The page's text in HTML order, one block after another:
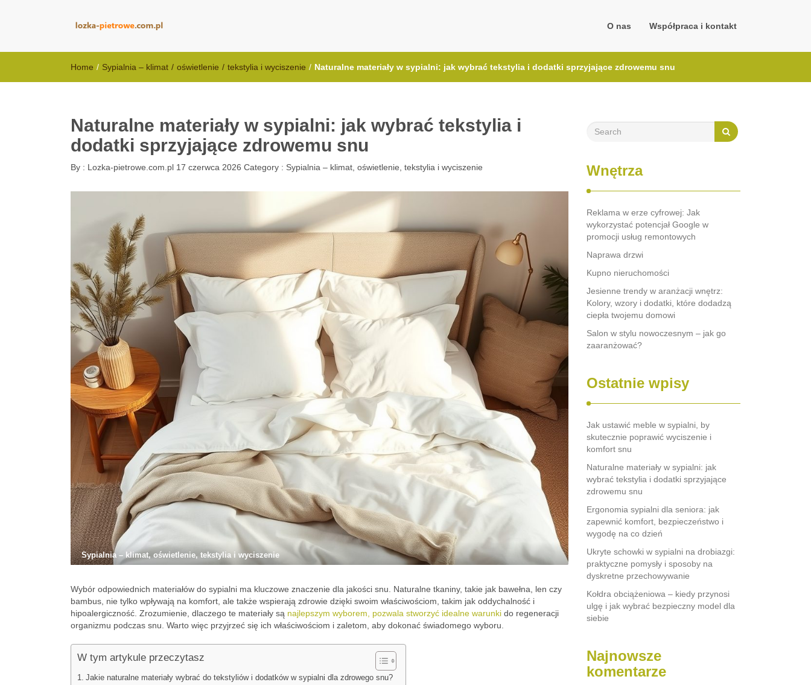
O nas Współpraca i kontakt
Home / Sypialnia – klimat / oświetlenie / tekstylia i wyciszenie / Naturalne materiały w sypialni: jak wybrać tekstylia i dodatki sprzyjające zdrowemu snu
Naturalne materiały w sypialni: jak wybrać tekstylia i
dodatki sprzyjające zdrowemu snu
By : Lozka-pietrowe.com.pl 17 czerwca 2026 Category : Sypialnia – klimat, oświetlenie, tekstylia i wyciszenie
Sypialnia – klimat, oświetlenie, tekstylia i wyciszenie
Wybór odpowiednich materiałów do sypialni ma kluczowe znaczenie dla jakości snu. Naturalne tkaniny, takie jak bawełna, len czy
bambus, nie tylko wpływają na komfort, ale także wspierają zdrowie dzięki swoim właściwościom, takim jak oddychalność i
hipoalergiczność. Zrozumienie, dlaczego te materiały są najlepszym wyborem, pozwala stworzyć idealne warunki do regeneracji
organizmu podczas snu. Warto więc przyjrzeć się ich właściwościom i zaletom, aby dokonać świadomego wyboru.
W tym artykule przeczytasz
Jakie naturalne materiały wybrać do tekstyliów i dodatków w sypialni dla zdrowego snu?
Wnętrza
Reklama w erze cyfrowej: Jak
wykorzystać potencjał Google w
promocji usług remontowych
Naprawa drzwi
Kupno nieruchomości
Jesienne trendy w aranżacji wnętrz:
Kolory, wzory i dodatki, które dodadzą
ciepła twojemu domowi
Salon w stylu nowoczesnym – jak go
zaaranżować?
Ostatnie wpisy
Jak ustawić meble w sypialni, by
skutecznie poprawić wyciszenie i
komfort snu
Naturalne materiały w sypialni: jak
wybrać tekstylia i dodatki sprzyjające
zdrowemu snu
Ergonomia sypialni dla seniora: jak
zapewnić komfort, bezpieczeństwo i
wygodę na co dzień
Ukryte schowki w sypialni na drobiazgi:
praktyczne pomysły i sposoby na
dyskretne przechowywanie
Kołdra obciążeniowa – kiedy przynosi
ulgę i jak wybrać bezpieczny model dla
siebie
Najnowsze
komentarze